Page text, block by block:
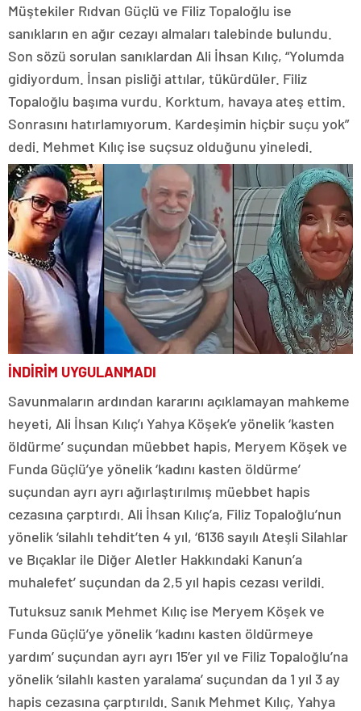
Müştekiler Rıdvan Güçlü ve Filiz Topaloğlu ise
sanıkların en ağır cezayı almaları talebinde bulundu.
Son sözü sorulan sanıklardan Ali İhsan Kılıç, “Yolumda
gidiyordum. İnsan pisliği attılar, tükürdüler. Filiz
Topaloğlu başıma vurdu. Korktum, havaya ateş ettim.
Sonrasını hatırlamıyorum. Kardeşimin hiçbir suçu yok”
dedi. Mehmet Kılıç ise suçsuz olduğunu yineledi.
İNDİRİM UYGULANMADI
Savunmaların ardından kararını açıklamayan mahkeme
heyeti, Ali İhsan Kılıç’ı Yahya Köşek’e yönelik ‘kasten
öldürme’ suçundan müebbet hapis, Meryem Köşek ve
Funda Güçlü’ye yönelik ‘kadını kasten öldürme’
suçundan ayrı ayrı ağırlaştırılmış müebbet hapis
cezasına çarptırdı. Ali İhsan Kılıç’a, Filiz Topaloğlu’nun
yönelik ‘silahlı tehdit’ten 4 yıl, ‘6136 sayılı Ateşli Silahlar
ve Bıçaklar ile Diğer Aletler Hakkındaki Kanun’a
muhalefet’ suçundan da 2,5 yıl hapis cezası verildi.
Tutuksuz sanık Mehmet Kılıç ise Meryem Köşek ve
Funda Güçlü’ye yönelik ‘kadını kasten öldürmeye
yardım’ suçundan ayrı ayrı 15’er yıl ve Filiz Topaloğlu’na
yönelik ‘silahlı kasten yaralama’ suçundan da 1 yıl 3 ay
hapis cezasına çarptırıldı. Sanık Mehmet Kılıç, Yahya